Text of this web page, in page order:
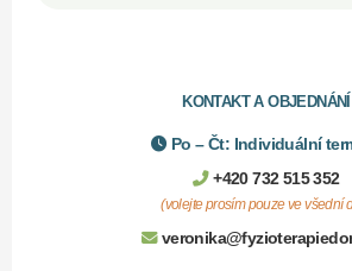
KONTAKT A OBJEDNÁNÍ
Po – Čt: Individuální
+420 732 515 352
(volejte prosím pouze ve všední